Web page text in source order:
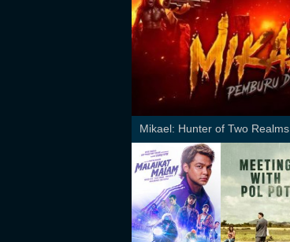
Mikael: Hunter of Two Realms